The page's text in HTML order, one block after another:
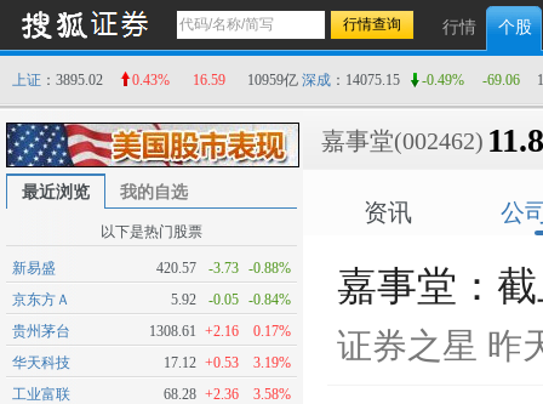
行情 个股
上证 ：3895.02 0.43% 16.59 10959亿 深成 ：14075.15 -0.49% -69.06
最近浏览 我的自选
以下是热门股票
新易盛 420.57 -3.73 -0.88%
京东方Ａ
5.92 -0.05 -0.84%
贵州茅台
1308.61 +2.16
0.17%
华天科技
17.12 +0.53
3.19%
工业富联
68.28 +2.36 3.58%
嘉事堂(002462)
资讯 公
嘉事堂：
证券之星 昨